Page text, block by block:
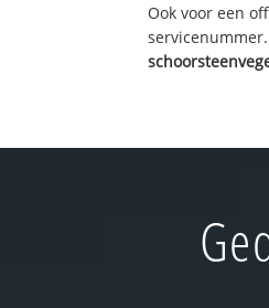
Ook voor een